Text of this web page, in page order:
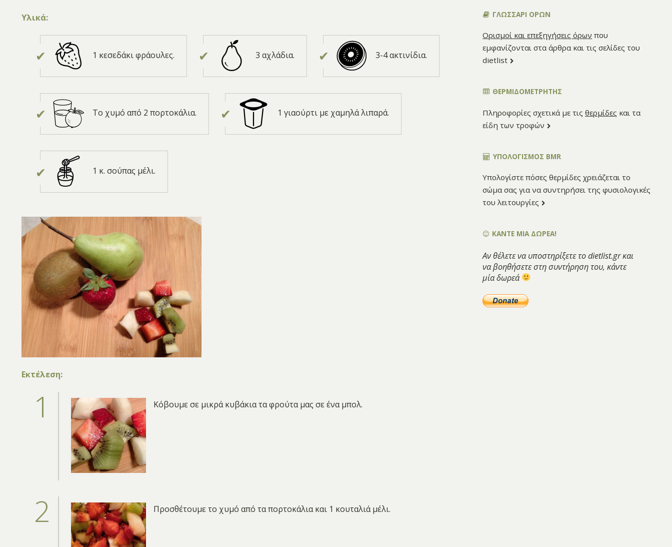
Υλικά:
1 κεσεδάκι φράουλες. 3 αχλάδια. 3-4 ακτινίδια.
Το χυμό από 2 πορτοκάλια. 1 γιαούρτι με χαμηλά λιπαρά.
1 κ. σούπας μέλι.
Εκτέλεση:
Κόβουμε σε μικρά κυβάκια τα φρούτα μας σε ένα μπολ.
Προσθέτουμε το χυμό από τα πορτοκάλια και 1 κουταλιά μέλι.
ΓΛΩΣΣΑΡΙ ΟΡΩΝ
Ορισμοί και επεξηγήσεις όρων που
εμφανίζονται στα άρθρα και τις σελίδες του
dietlist
ΘΕΡΜΙΔΟΜΕΤΡΗΤΗΣ
Πληροφορίες σχετικά με τιςθερμίδες και τα
είδη των τροφών
ΥΠΟΛΟΓΙΣΜΌΣ BMR
Υπολογίστε πόσες θερμίδες χρειάζεται το
σώμα σας για να συντηρήσει της φυσιολογικές
του λειτουργίες
ΚΑΝΤΕ ΜΙΑ ΔΩΡΕΑ!
Αν θέλετε να υποστηρίξετε το dietlist.gr και
να βοηθήσετε στη συντήρηση του, κάντε
μία δωρεά